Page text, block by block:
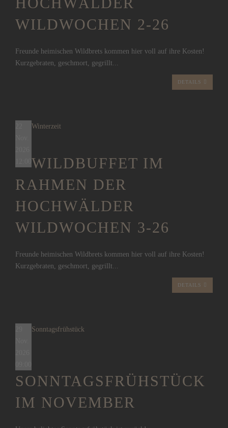
WILDWOCHEN 2-26
Freunde heimischen Wildbrets kommen hier voll auf ihre Kosten!
Kurzgebraten, geschmort, gegrillt...
DETAILS
Winterzeit
WILDBUFFET IM
RAHMEN DER
HOCHWÄLDER
WILDWOCHEN 3-26
Freunde heimischen Wildbrets kommen hier voll auf ihre Kosten!
Kurzgebraten, geschmort, gegrillt...
DETAILS
Sonntagsfrühstück
SONNTAGSFRÜHSTÜCK
IM NOVEMBER